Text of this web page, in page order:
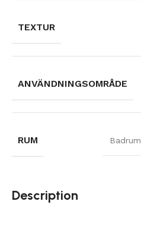
TEXTUR
ANVÄNDNINGSOMRÅDE
RUM Badrum
Description